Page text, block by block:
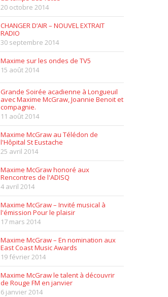
20 octobre 2014
CHANGER D’AIR – NOUVEL EXTRAIT
RADIO
30 septembre 2014
Maxime sur les ondes de TV5
15 août 2014
Grande Soirée acadienne à Longueuil
avec Maxime McGraw, Joannie Benoit et
compagnie.
11 août 2014
Maxime McGraw au Télédon de
l'Hôpital St Eustache
25 avril 2014
Maxime McGraw honoré aux
Rencontres de l'ADISQ
4 avril 2014
Maxime McGraw – Invité musical à
l'émission Pour le plaisir
17 mars 2014
Maxime McGraw – En nomination aux
East Coast Music Awards
19 février 2014
Maxime McGraw le talent à découvrir
de Rouge FM en janvier
6 janvier 2014